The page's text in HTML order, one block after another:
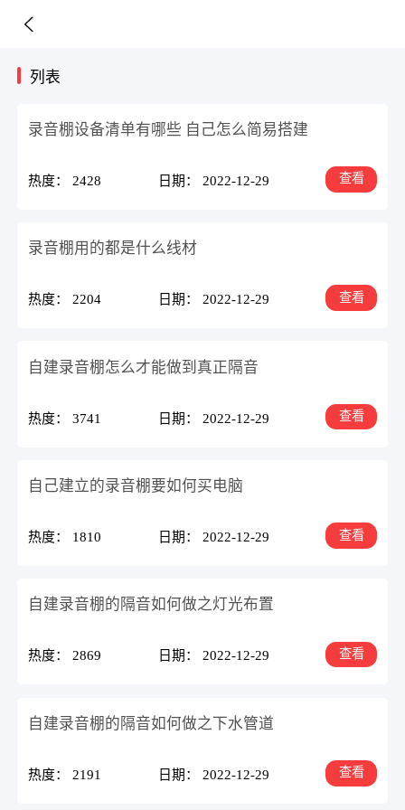
列表
录音棚设备清单有哪些 自己怎么简易搭建
热度： 2428 日期： 2022-12-29 查看
录音棚用的都是什么线材
热度： 2204 日期： 2022-12-29 查看
自建录音棚怎么才能做到真正隔音
热度： 3741 日期： 2022-12-29 查看
自己建立的录音棚要如何买电脑
热度： 1810 日期： 2022-12-29 查看
自建录音棚的隔音如何做之灯光布置
热度： 2869 日期： 2022-12-29 查看
自建录音棚的隔音如何做之下水管道
热度： 2191 日期： 2022-12-29 查看